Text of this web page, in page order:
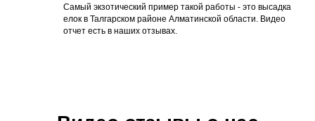
Самый экзотический пример такой работы - это высадка
елок в Талгарском районе Алматинской области. Видео
отчет есть в наших отзывах.